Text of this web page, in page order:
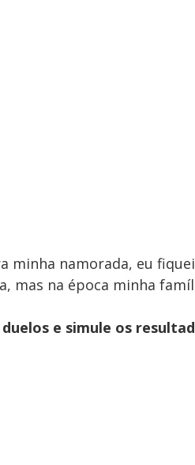
minha namorada, eu
mas na época minha
e simule os